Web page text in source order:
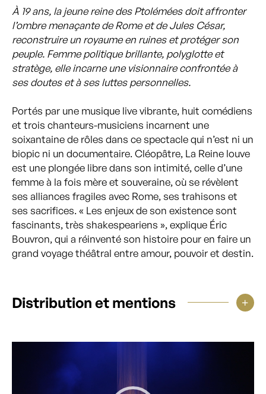
À 19 ans, la jeune reine des Ptolémées doit affronter
l’ombre menaçante de Rome et de Jules César,
reconstruire un royaume en ruines et protéger son
peuple. Femme politique brillante, polyglotte et
stratège, elle incarne une visionnaire confrontée à
ses doutes et à ses luttes personnelles.
Portés par une musique live vibrante, huit comédiens
et trois chanteurs-musiciens incarnent une
soixantaine de rôles dans ce spectacle qui n’est ni un
biopic ni un documentaire. Cléopâtre, La Reine louve
est une plongée libre dans son intimité, celle d’une
femme à la fois mère et souveraine, où se révèlent
ses alliances fragiles avec Rome, ses trahisons et
ses sacrifices. « Les enjeux de son existence sont
fascinants, très shakespeariens », explique Éric
Bouvron, qui a réinventé son histoire pour en faire un
grand voyage théâtral entre amour, pouvoir et destin.
Distribution et mentions